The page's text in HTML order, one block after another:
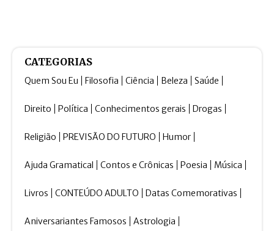
CATEGORIAS
Quem Sou Eu Filosofia Ciência Beleza Saúde
Direito Política Conhecimentos gerais Drogas
Religião PREVISÃO DO FUTURO Humor
Ajuda Gramatical Contos e Crônicas Poesia Música
Livros CONTEÚDO ADULTO Datas Comemorativas
Aniversariantes Famosos Astrologia